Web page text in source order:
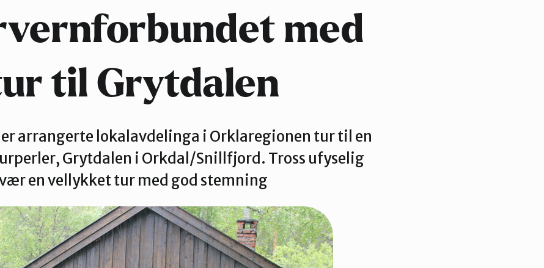
Verdal
med
til Grytdalen
arrangerte lokalavdelinga i Orklaregionen tur til en
Grytdalen i Orkdal/Snillfjord. Tross ufyselig
en vellykket tur med god stemning